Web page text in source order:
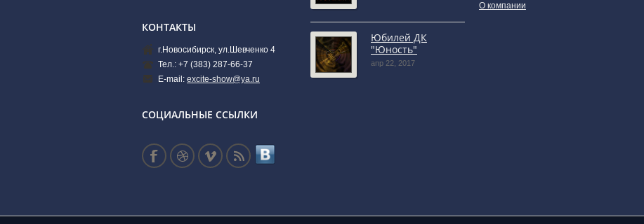
КОНТАКТЫ
г.Новосибирск, ул.Шевченко 4
Тел.: +7 (383) 287-66-37
E-mail: excite-show@ya.ru
СОЦИАЛЬНЫЕ ССЫЛКИ
Юбилей ДК
"Юность"
апр 22, 2017
О компании